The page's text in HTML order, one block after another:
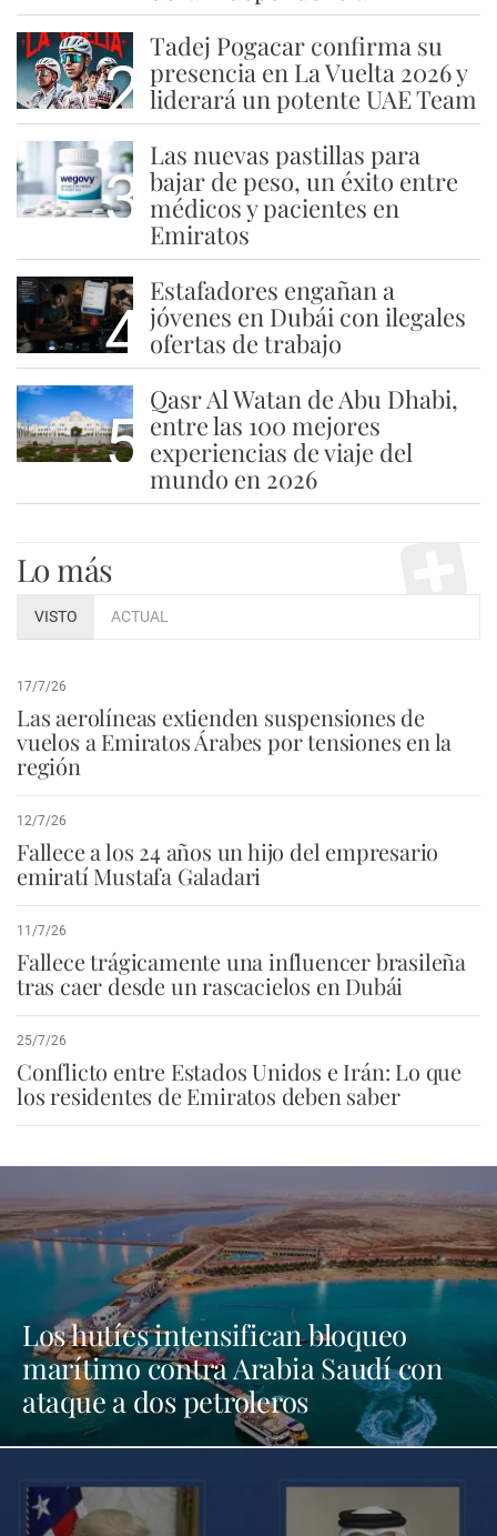
2
Tadej Pogacar confirma su
presencia en La Vuelta 2026 y
liderará un potente UAE Team
3
Las nuevas pastillas para
bajar de peso, un éxito entre
médicos y pacientes en
Emiratos
4
Estafadores engañan a
jóvenes en Dubái con ilegales
ofertas de trabajo
5
Qasr Al Watan de Abu Dhabi,
entre las 100 mejores
experiencias de viaje del
mundo en 2026
Lo más
VISTO ACTUAL
17/7/26
Las aerolíneas extienden suspensiones de
vuelos a Emiratos Árabes por tensiones en la
región
12/7/26
Fallece a los 24 años un hijo del empresario
emiratí Mustafa Galadari
11/7/26
Fallece trágicamente una influencer brasileña
tras caer desde un rascacielos en Dubái
25/7/26
Conflicto entre Estados Unidos e Irán: Lo que
los residentes de Emiratos deben saber
Los hutíes intensifican bloqueo
marítimo contra Arabia Saudí con
ataque a dos petroleros